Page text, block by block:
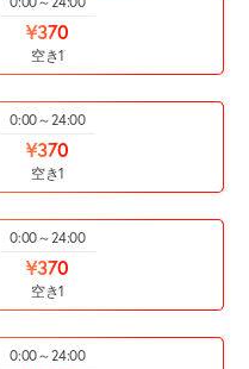
¥370
空き1
0:00～24:00
¥370
空き1
0:00～24:00
¥370
空き1
0:00～24:00